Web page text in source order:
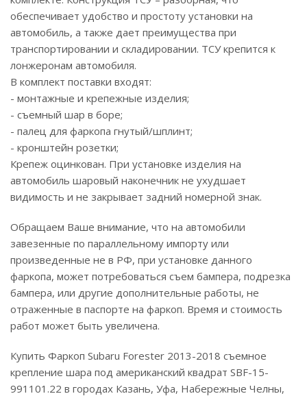
обеспечивает удобство и простоту установки на
автомобиль, а также дает преимущества при
транспортировании и складировании. ТСУ крепится к
лонжеронам автомобиля.
В комплект поставки входят:
- монтажные и крепежные изделия;
- съемный шар в боре;
- палец для фаркопа гнутый/шплинт;
- кронштейн розетки;
Крепеж оцинкован. При установке изделия на
автомобиль шаровый наконечник не ухудшает
видимость и не закрывает задний номерной знак.
Обращаем Ваше внимание, что на автомобили
завезенные по параллельному импорту или
произведенные не в РФ, при установке данного
фаркопа, может потребоваться съем бампера, подрезка
бампера, или другие дополнительные работы, не
отраженные в паспорте на фаркоп. Время и стоимость
работ может быть увеличена.
Купить Фаркоп Subaru Forester 2013-2018 съемное
крепление шара под американский квадрат SBF-15-
991101.22 в городах Казань, Уфа, Набережные Челны,